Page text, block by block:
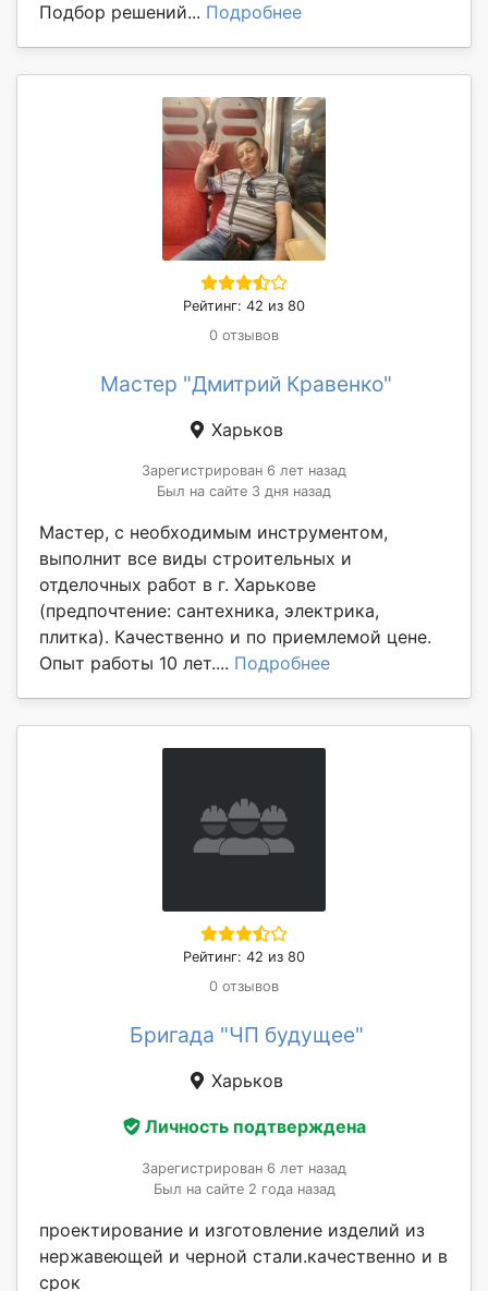
Подбор решений... Подробнее
Рейтинг: 42 из 80
0 отзывов
Мастер "Дмитрий Кравенко"
Харьков
Зарегистрирован 6 лет назад
Был на сайте 3 дня назад
Мастер, с необходимым инструментом,
выполнит все виды строительных и
отделочных работ в г. Харькове
(предпочтение: сантехника, электрика,
плитка). Качественно и по приемлемой цене.
Опыт работы 10 лет.... Подробнее
Рейтинг: 42 из 80
0 отзывов
Бригада "ЧП будущее"
Харьков
Личность подтверждена
Зарегистрирован 6 лет назад
Был на сайте 2 года назад
проектирование и изготовление изделий из
нержавеющей и черной стали.качественно и в
срок